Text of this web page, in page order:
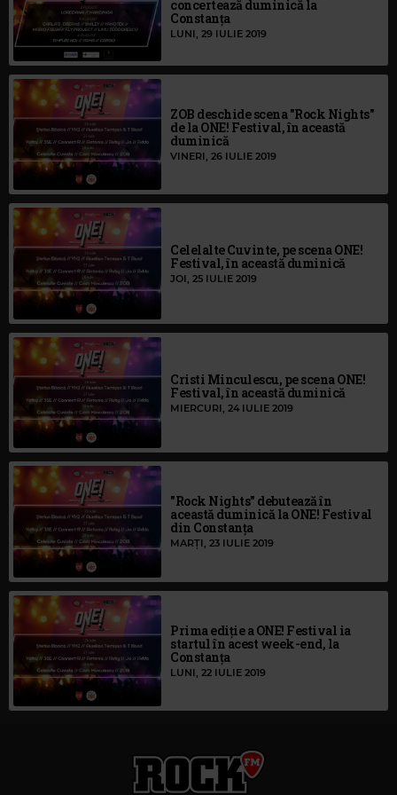
concertează duminică la
Constanța
LUNI, 29 IULIE 2019
ZOB deschide scena "Rock Nights"
de la ONE! Festival, în această
duminică
VINERI, 26 IULIE 2019
Celelalte Cuvinte, pe scena ONE!
Festival, în această duminică
JOI, 25 IULIE 2019
Cristi Minculescu, pe scena ONE!
Festival, în această duminică
MIERCURI, 24 IULIE 2019
"Rock Nights" debutează în
această duminică la ONE! Festival
din Constanța
MARȚI, 23 IULIE 2019
Prima ediție a ONE! Festival ia
startul în acest week-end, la
Constanța
LUNI, 22 IULIE 2019